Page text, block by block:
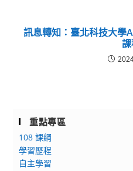
訊息轉知：臺北科技大學
重點專區
108 課綱
學習歷程
自主學習